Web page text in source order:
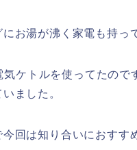
お湯が沸く家電も持っ
気ケトルを使ってたので
ました。
今回は知り合いにおすす